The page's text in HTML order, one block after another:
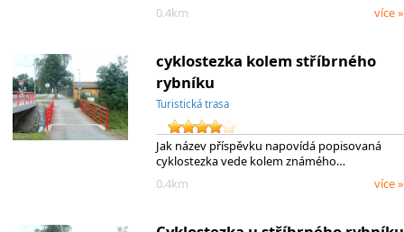
0.4km
více »
cyklostezka kolem stříbrného
rybníku
Turistická trasa
Jak název příspěvku napovídá popisovaná
cyklostezka vede kolem známého…
0.4km
více »